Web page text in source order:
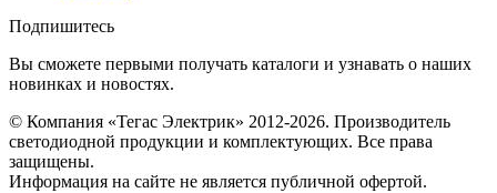
Подпишитесь
Вы сможете первыми получать каталоги и узнавать о наших
новинках и новостях.
© Компания «Тегас Электрик» 2012-2026. Производитель
светодиодной продукции и комплектующих. Все права
защищены.
Информация на сайте не является публичной офертой.